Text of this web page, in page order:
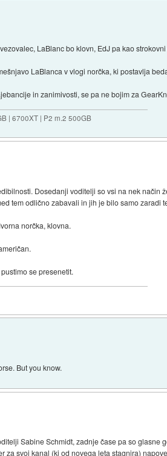
LaBlanc bo klovn, EdJ pa kao
LaBlanca v vlogi norčka, ki postavlja
in zanimivosti, se pa ne bojim za
| 6700XT | P2 m.2 500GB
Dosedanji voditelji so vsi na nek
tem odlično zabavali in jih je bilo samo zaradi
norčka, klovna.
se presenetit.
But you know.
Sabine Schmidt, zadnje čase pa so
za svoj kanal (ki od novega leta stagnira)